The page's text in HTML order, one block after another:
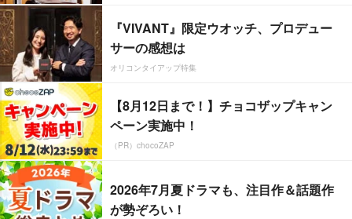
『VIVANT』限定ウオッチ、プロデュー
サーの感想は
オリコンタイアップ特集
【8月12日まで！】チョコザップキャン
ペーン実施中！
（PR）chocoZAP
2026年7月夏ドラマも、注目作＆話題作
が勢ぞろい！